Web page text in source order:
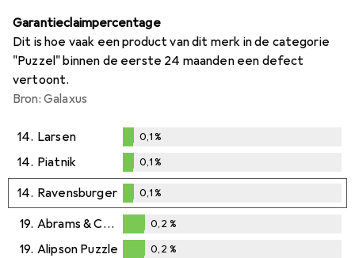
Garantieclaimpercentage
Dit is hoe vaak een product van dit merk in de categorie
"Puzzel" binnen de eerste 24 maanden een defect
vertoont.
Bron: Galaxus
14. Larsen
%
0,1%
14. Piatnik
0,1%
0,1%
14. Ravensburger
0,1%
0,1%
19. Abrams & Chronicle
0,2%
0,2 %
19. Alipson Puzzle 0,2 %